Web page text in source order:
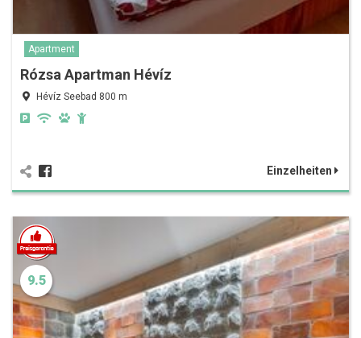
Apartment
Rózsa Apartman Hévíz
Hévíz Seebad 800 m
Einzelheiten
9.5